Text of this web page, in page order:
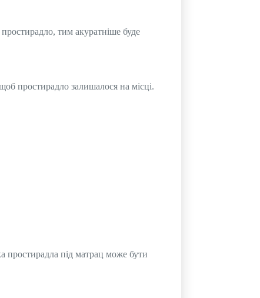
тим акуратніше буде
простирадло залишалося на місці.
простирадла під матрац може бути